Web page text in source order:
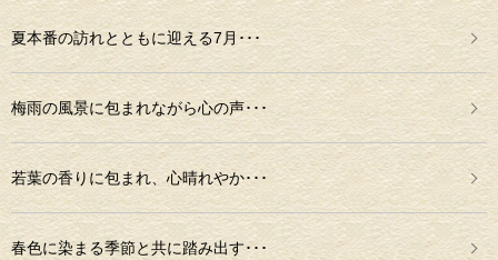
夏本番の訪れとともに迎える7月･･･
梅雨の風景に包まれながら心の声･･･
若葉の香りに包まれ、心晴れやか･･･
春色に染まる季節と共に踏み出す･･･